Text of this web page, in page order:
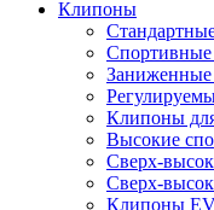
Клипоны
Клипоны
Высокие
Сверх-
Сверх-
Клипоны